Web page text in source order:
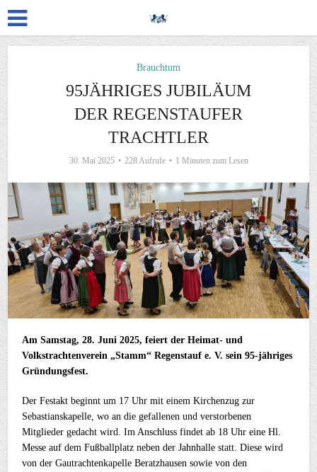
Brauchtum
95JÄHRIGES JUBILÄUM
DER REGENSTAUFER
TRACHTLER
30. Mai 2025 228 Aufrufe 1 Minuten zum Lesen
Am Samstag, 28. Juni 2025, feiert der Heimat- und
Volkstrachtenverein „Stamm“ Regenstauf e. V. sein 95-jähriges
Gründungsfest.
Der Festakt beginnt um 17 Uhr mit einem Kirchenzug zur
Sebastianskapelle, wo an die gefallenen und verstorbenen
Mitglieder gedacht wird. Im Anschluss findet ab 18 Uhr eine Hl.
Messe auf dem Fußballplatz neben der Jahnhalle statt. Diese wird
von der Gautrachtenkapelle Beratzhausen sowie von den